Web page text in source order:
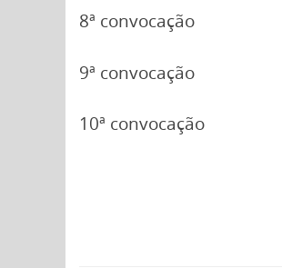
8ª convocação
9ª convocação
10ª convocação